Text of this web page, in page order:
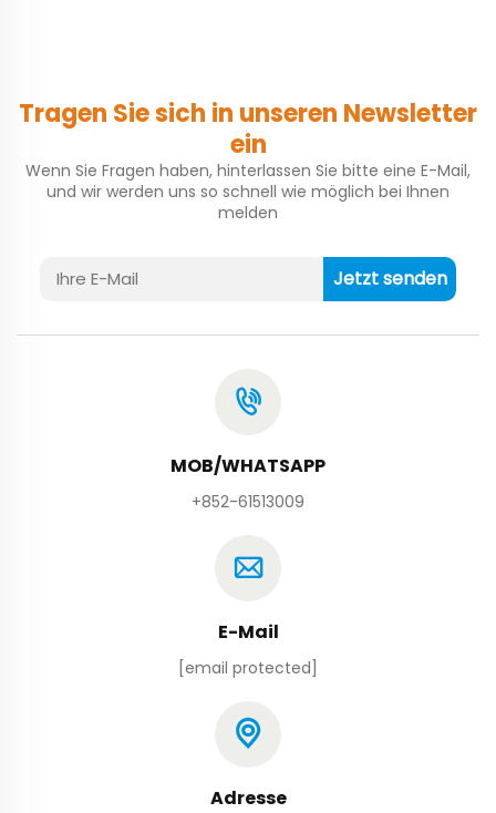
Tragen Sie sich in unseren Newsletter
ein
Wenn Sie Fragen haben, hinterlassen Sie bitte eine E-Mail,
und wir werden uns so schnell wie möglich bei Ihnen
melden
Jetzt senden
MOB/WHATSAPP
+852-61513009
E-Mail
[email protected]
Adresse